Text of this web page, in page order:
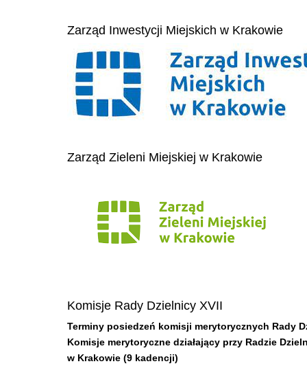
Zarząd Inwestycji Miejskich w Krakowie
Zarząd Zieleni Miejskiej w Krakowie
Komisje Rady Dzielnicy XVII
Terminy posiedzeń komisji merytorycznych Rady
Komisje merytoryczne działający przy Radzie
w Krakowie (9 kadencji)